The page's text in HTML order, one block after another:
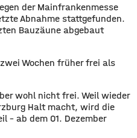
der Mainfrankenmesse
Abnahme stattgefunden.
Bauzäune abgebaut
Wochen früher frei als
wohl nicht frei. Weil wieder
Halt macht, wird die
– ab dem 01. Dezember